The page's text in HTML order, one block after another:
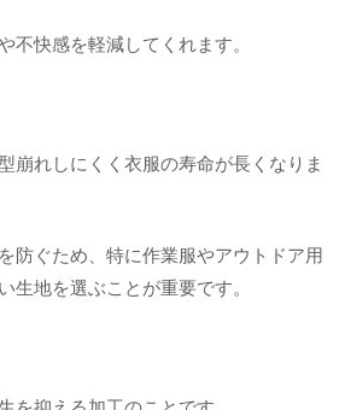
不快感を軽減してくれます。
崩れしにくく衣服の寿命が長くなりま
防ぐため、特に作業服やアウトドア用
生地を選ぶことが重要です。